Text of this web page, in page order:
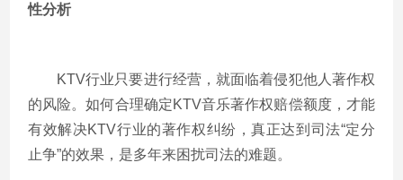
性分析
KTV行业只要进行经营，就面临着侵犯他人著作权
的风险。如何合理确定KTV音乐著作权赔偿额度，才能
有效解决KTV行业的著作权纠纷，真正达到司法“定分
止争”的效果，是多年来困扰司法的难题。